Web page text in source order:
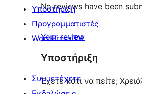
No reviews have been
Your review
Υποστήριξη
Έχετε κάτι να πείτε;
Υποστήριξη
Προγραμματιστές
WordPress.TV
Συμμετέχετε